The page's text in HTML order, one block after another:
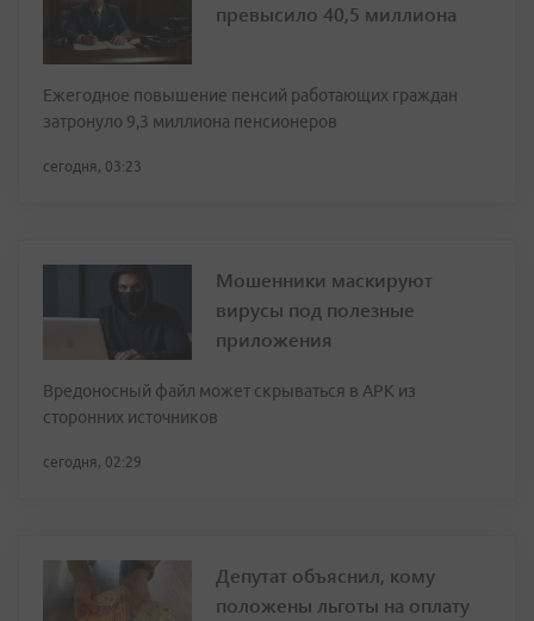
превысило 40,5 миллиона
Ежегодное повышение пенсий работающих граждан
затронуло 9,3 миллиона пенсионеров
сегодня, 03:23
Мошенники маскируют
вирусы под полезные
приложения
Вредоносный файл может скрываться в APK из
сторонних источников
сегодня, 02:29
Депутат объяснил, кому
положены льготы на оплату